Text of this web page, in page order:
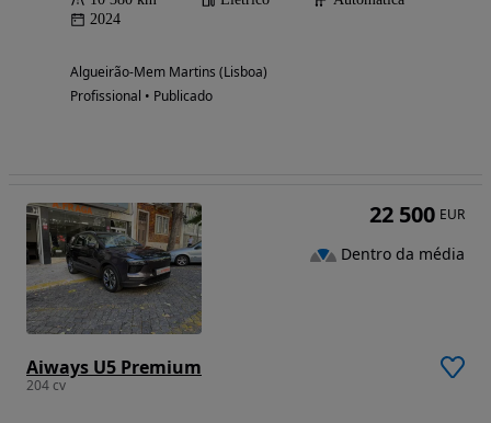
2024
Algueirão-Mem Martins (Lisboa)
Profissional • Publicado
Aiways U5 Premium
204 cv
22 500 EUR
Dentro da média